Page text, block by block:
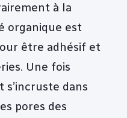
à la
organique est
être adhésif et
Une fois
dans
pores des